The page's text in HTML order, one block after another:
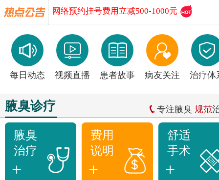
网络预约挂号费用立减500-1000元
每日动态 视频直播 患者故事 病友关注 治疗体
腋臭诊疗 专注腋臭 规范
腋臭
治疗
+
费用
说明
+
舒适
手术
+